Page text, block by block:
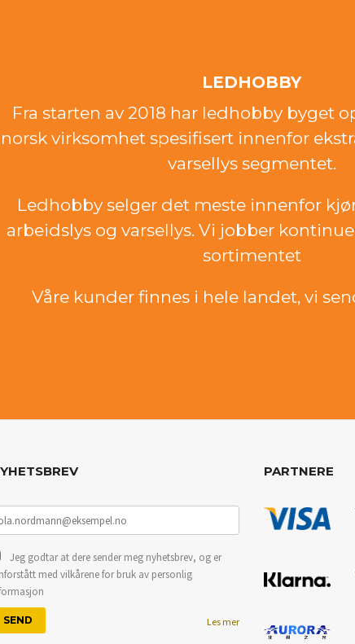
LEDHOBBY
Fra starten av 2018 har ledhobby byget
norsk virksomhet spesifisert innenfor
varsellys segmentet.
Ledhobby selger det meste innenfor
arbeidslys og varsellys. Vi jobber
sortimentet
Våre kunder finnes i hele landet, vi
Jeg godtar at dere sender meg nyhetsbrev, og er
med vilkårene for bruk av personlig
Les mer
PARTNERE